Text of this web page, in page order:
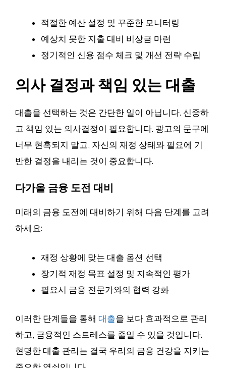
적절한 예산 설정 및 꾸준한 모니터링
예상치 못한 지출 대비 비상금 마련
정기적인 신용 점수 체크 및 개선 전략 수립
의사 결정과 책임 있는 대출
대출을 선택하는 것은 간단한 일이 아닙니다. 신중하
고 책임 있는 의사결정이 필요합니다. 광고의 문구에
너무 현혹되지 말고, 자신의 재정 상태와 필요에 기
반한 결정을 내리는 것이 중요합니다.
다가올 금융 도전 대비
미래의 금융 도전에 대비하기 위해 다음 단계를 고려
하세요:
재정 상황에 맞는 대출 옵션 선택
장기적 재정 목표 설정 및 지속적인 평가
필요시 금융 전문가와의 협력 강화
이러한 단계들을 통해 대출을 보다 효과적으로 관리
하고, 금융적인 스트레스를 줄일 수 있을 것입니다.
현명한 대출 관리는 결국 우리의 금융 건강을 지키는